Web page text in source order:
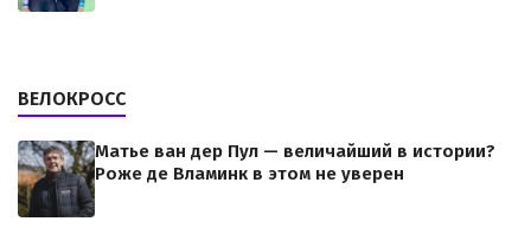
ВЕЛОКРОСС
Матье ван дер Пул — величайший в истории?
Роже де Вламинк в этом не уверен